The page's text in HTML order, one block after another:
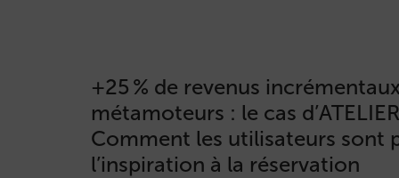
+25 % de revenus
métamoteurs : le cas
Comment les utilisateurs sont
l’inspiration à la réservation